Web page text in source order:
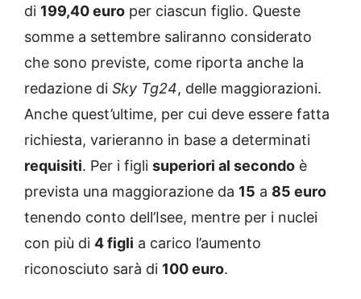
di 199,40 euro per ciascun figlio. Queste
somme a settembre saliranno considerato
che sono previste, come riporta anche la
redazione di Sky Tg24, delle maggiorazioni.
Anche quest’ultime, per cui deve essere fatta
richiesta, varieranno in base a determinati
requisiti. Per i figli superiori al secondo è
prevista una maggiorazione da 15 a 85 euro
tenendo conto dell’Isee, mentre per i nuclei
con più di 4 figli a carico l’aumento
riconosciuto sarà di 100 euro.